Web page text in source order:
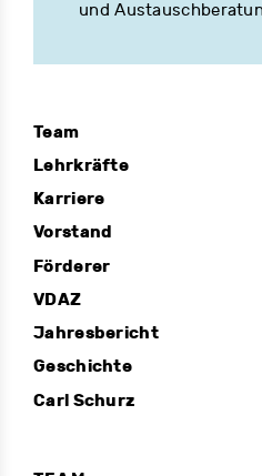
und
Team
Lehrkräfte
Karriere
Vorstand
Förderer
VDAZ
Jahresbericht
Geschichte
Carl Schurz